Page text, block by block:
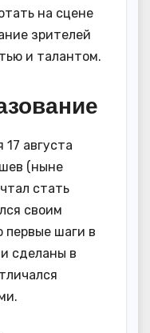
на сцене
зрителей
и талантом.
августа
(ныне
стать
своим
первые шаги в
сделаны в